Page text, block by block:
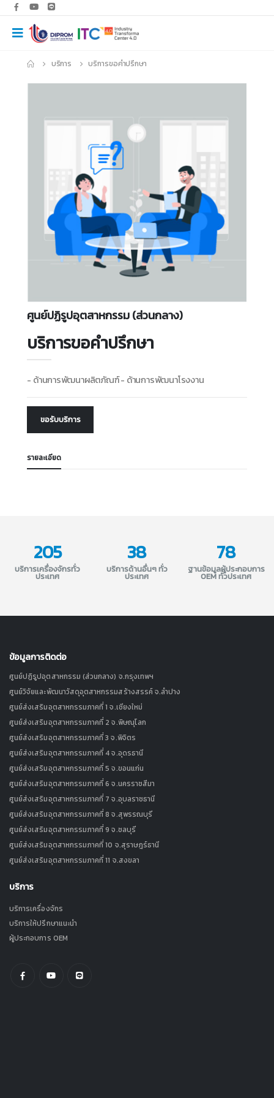
บริการ บริการขอคำปรึกษา
ศูนย์ปฏิรูปอุตสาหกรรม (ส่วนกลาง)
บริการขอคำปรึกษา
- ด้านการพัฒนาผลิตภัณฑ์ - ด้านการพัฒนาโรงงาน
ขอรับบริการ
รายละเอียด
205
บริการเครื่องจักรทั่ว
ประเทศ
38
บริการด้านอื่นๆ ทั่ว
ประเทศ
78
ฐานข้อมูลผู้ประกอบการ
OEM ทั่วประเทศ
ข้อมูลการติดต่อ
ศูนย์ปฏิรูปอุตสาหกรรม (ส่วนกลาง) จ.กรุงเทพฯ
ศูนย์วิจัยและพัฒนาวัสดุอุตสาหกรรมสร้างสรรค์ จ.ลำปาง
ศูนย์ส่งเสริมอุตสาหกรรมภาคที่ 1 จ.เชียงใหม่
ศูนย์ส่งเสริมอุตสาหกรรมภาคที่ 2 จ.พิษณุโลก
ศูนย์ส่งเสริมอุตสาหกรรมภาคที่ 3 จ.พิจิตร
ศูนย์ส่งเสริมอุตสาหกรรมภาคที่ 4 จ.อุดรธานี
ศูนย์ส่งเสริมอุตสาหกรรมภาคที่ 5 จ.ขอนแก่น
ศูนย์ส่งเสริมอุตสาหกรรมภาคที่ 6 จ.นครราชสีมา
ศูนย์ส่งเสริมอุตสาหกรรมภาคที่ 7 จ.อุบลราชธานี
ศูนย์ส่งเสริมอุตสาหกรรมภาคที่ 8 จ.สุพรรณบุรี
ศูนย์ส่งเสริมอุตสาหกรรมภาคที่ 9 จ.ชลบุรี
ศูนย์ส่งเสริมอุตสาหกรรมภาคที่ 10 จ.สุราษฎร์ธานี
ศูนย์ส่งเสริมอุตสาหกรรมภาคที่ 11 จ.สงขลา
บริการ
บริการเครื่องจักร
บริการให้ปรึกษาแนะนำ
ผู้ประกอบการ OEM